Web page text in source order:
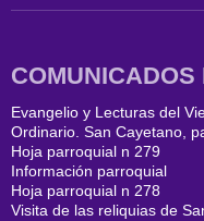
Evangelio y Lecturas del
Ordinario. San Cayetano,
Hoja parroquial n 279
Información parroquial
Hoja parroquial n 278
Visita de las reliquias de